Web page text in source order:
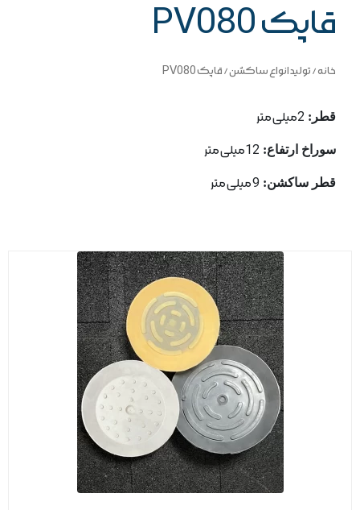
قاپک PV080
خانه/تولید انواع ساکشن/ قاپک PV080
قطر: 2میلی متر
سوراخ ارتفاع: 12میلی متر
قطر ساكشن: 9 میلی متر